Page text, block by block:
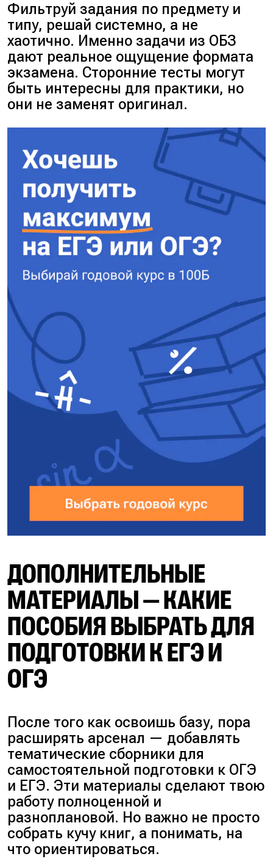
Фильтруй задания по предмету и
типу, решай системно, а не
хаотично. Именно задачи из ОБЗ
дают реальное ощущение формата
экзамена. Сторонние тесты могут
быть интересны для практики, но
они не заменят оригинал.
ДОПОЛНИТЕЛЬНЫЕ
МАТЕРИАЛЫ — КАКИЕ
ПОСОБИЯ ВЫБРАТЬ ДЛЯ
ПОДГОТОВКИ К ЕГЭ И
ОГЭ
После того как освоишь базу, пора
расширять арсенал — добавлять
тематические сборники для
самостоятельной подготовки к ОГЭ
и ЕГЭ. Эти материалы сделают твою
работу полноценной и
разноплановой. Но важно не просто
собрать кучу книг, а понимать, на
что ориентироваться.